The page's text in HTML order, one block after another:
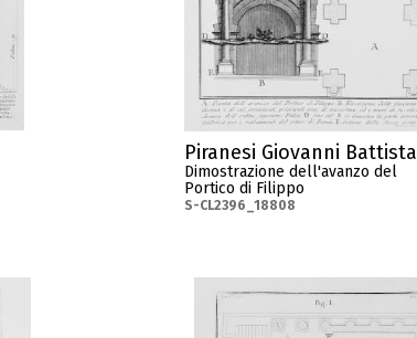
Piranesi Giovanni Battista
Dimostrazione dell'avanzo del
Portico di Filippo
S-CL2396_18808